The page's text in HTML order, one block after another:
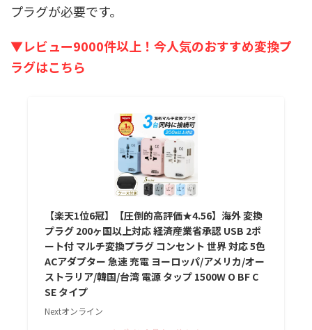
プラグが必要です。
▼レビュー9000件以上！今人気のおすすめ変換プ
ラグはこちら
【楽天1位6冠】【圧倒的高評価★4.56】海外 変換
プラグ 200ヶ国以上対応 経済産業省承認 USB 2ポ
ート付 マルチ変換プラグ コンセント 世界 対応 5色
ACアダプター 急速 充電 ヨーロッパ/アメリカ/オー
ストラリア/韓国/台湾 電源 タップ 1500W O BF C
SE タイプ
Nextオンライン